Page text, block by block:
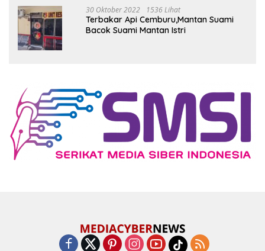
30 Oktober 2022 1536 Lihat
Terbakar Api Cemburu,Mantan Suami
Bacok Suami Mantan Istri